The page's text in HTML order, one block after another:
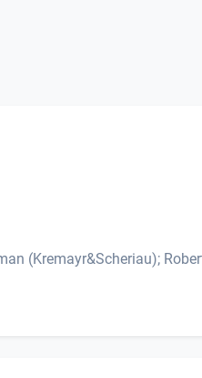
(Kremayr&Scheriau);